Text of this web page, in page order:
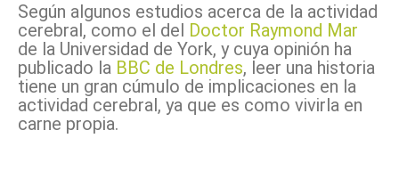
Según algunos estudios acerca de la actividad
cerebral, como el del Doctor Raymond Mar
de la Universidad de York, y cuya opinión ha
publicado la BBC de Londres, leer una historia
tiene un gran cúmulo de implicaciones en la
actividad cerebral, ya que es como vivirla en
carne propia.